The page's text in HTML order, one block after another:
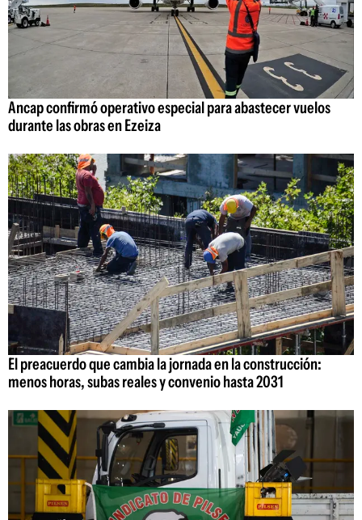
Ancap confirmó operativo especial para abastecer vuelos
durante las obras en Ezeiza
El preacuerdo que cambia la jornada en la construcción:
menos horas, subas reales y convenio hasta 2031